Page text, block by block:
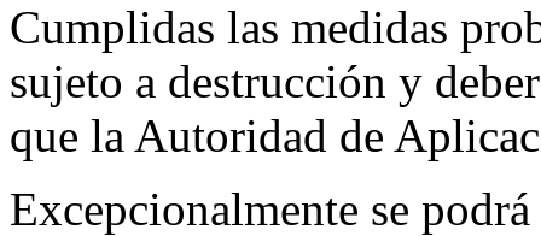
Cumplidas las medidas
sujeto a destrucción y
que la Autoridad de
Excepcionalmente se